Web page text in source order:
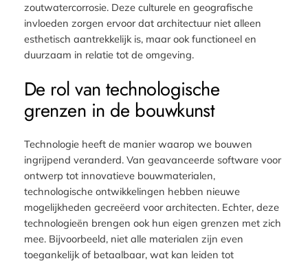
zoutwatercorrosie. Deze culturele en geografische
invloeden zorgen ervoor dat architectuur niet alleen
esthetisch aantrekkelijk is, maar ook functioneel en
duurzaam in relatie tot de omgeving.
De rol van technologische
grenzen in de bouwkunst
Technologie heeft de manier waarop we bouwen
ingrijpend veranderd. Van geavanceerde software voor
ontwerp tot innovatieve bouwmaterialen,
technologische ontwikkelingen hebben nieuwe
mogelijkheden gecreëerd voor architecten. Echter, deze
technologieën brengen ook hun eigen grenzen met zich
mee. Bijvoorbeeld, niet alle materialen zijn even
toegankelijk of betaalbaar, wat kan leiden tot